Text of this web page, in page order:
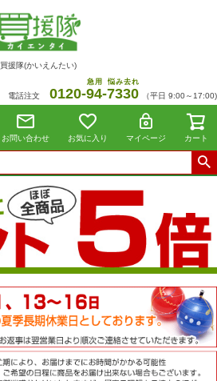
買援隊(かいえんたい)
電話注文 0120-94
急用
-7330
悩み去れ
（平日 9:00～17:00)
お問い合わせ お気に入り マイページ カート